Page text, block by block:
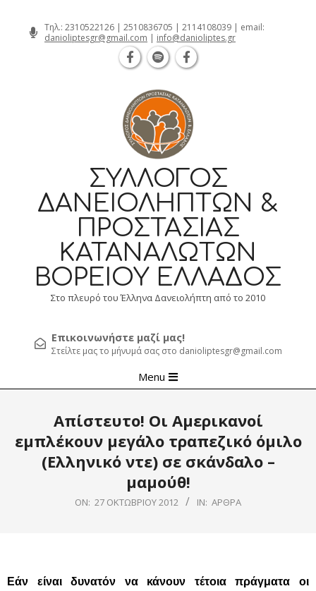
Τηλ.: 2310522126 | 2510836705 | 2114108039 | email:
danioliptesgr@gmail.com | info@danioliptes.gr
ΣΎΛΛΟΓΟΣ
ΔΑΝΕΙΟΛΗΠΤΏΝ &
ΠΡΟΣΤΑΣΊΑΣ
ΚΑΤΑΝΑΛΩΤΏΝ
ΒΟΡΕΊΟΥ ΕΛΛΆΔΟΣ
Στο πλευρό του Έλληνα Δανειολήπτη από το 2010
Επικοινωνήστε μαζί μας!
Στείλτε μας το μήνυμά σας στο danioliptesgr@gmail.com
Navigation
Menu
Απίστευτο! Οι Αμερικανοί
εμπλέκουν μεγάλο τραπεζικό όμιλο
(Ελληνικό ντε) σε σκάνδαλο –
μαμούθ!
ON: 27 ΟΚΤΩΒΡΊΟΥ 2012 IN: ΆΡΘΡΑ
Εάν είναι δυνατόν να κάνουν τέτοια πράγματα οι